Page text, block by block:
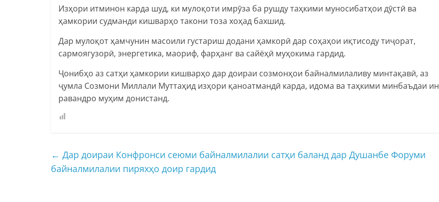
Изҳори итминон карда шуд, ки мулоқоти имрӯза ба рушду таҳкими муносибатҳои дӯстӣ ва
ҳамкории судманди кишварҳо такони тоза хоҳад бахшид.
Дар мулоқот ҳамчунин масоили густариш додани ҳамкорӣ дар соҳаҳои иқтисоду тиҷорат,
сармоягузорӣ, энергетика, маориф, фарҳанг ва сайёҳӣ муҳокима гардид.
Ҷонибҳо аз сатҳи ҳамкории кишварҳо дар доираи созмонҳои байналмилаливу минтақавӣ, аз
ҷумла Созмони Миллали Муттаҳид изҳори қаноатмандӣ карда, идома ва таҳкими минбаъдаи ин
равандро муҳим донистанд.
← Дар доираи Конфронси сеюми байналмилалии сатҳи баланд дар Душанбе Форуми
байналмилалии пиряхҳо доир гардид